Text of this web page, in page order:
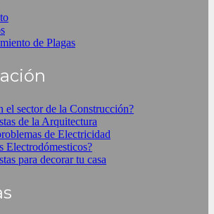
de Plagas
el sector de la Construcción?
de la Arquitectura
de Electricidad
Electrodómesticos?
para decorar tu casa